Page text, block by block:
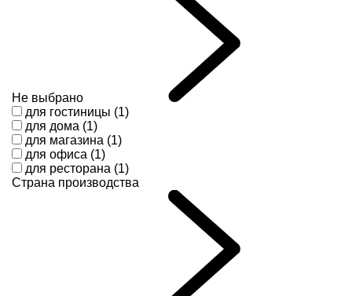
Не выбрано
для гостиницы (1)
для дома (1)
для магазина (1)
для офиса (1)
для ресторана (1)
Страна производства